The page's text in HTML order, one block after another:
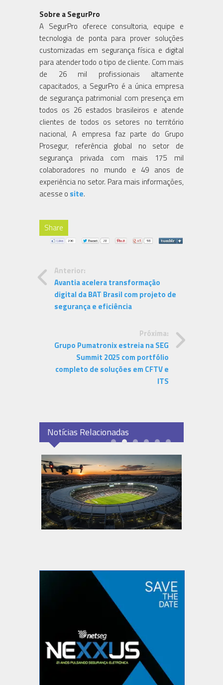
Sobre a SegurPro
A SegurPro oferece consultoria, equipe e
tecnologia de ponta para prover soluções
customizadas em segurança física e digital
para atender todo o tipo de cliente. Com mais
de 26 mil profissionais altamente
capacitados, a SegurPro é a única empresa
de segurança patrimonial com presença em
todos os 26 estados brasileiros e atende
clientes de todos os setores no território
nacional, A empresa faz parte do Grupo
Prosegur, referência global no setor de
segurança privada com mais 175 mil
colaboradores no mundo e 49 anos de
experiência no setor. Para mais informações,
acesse o site.
Share
Anterior:
Avantia acelera transformação
digital da BAT Brasil com projeto de
segurança e eficiência
Próxima:
Grupo Pumatronix estreia na SEG
Summit 2025 com portfólio
completo de soluções em CFTV e
ITS
Notícias Relacionadas